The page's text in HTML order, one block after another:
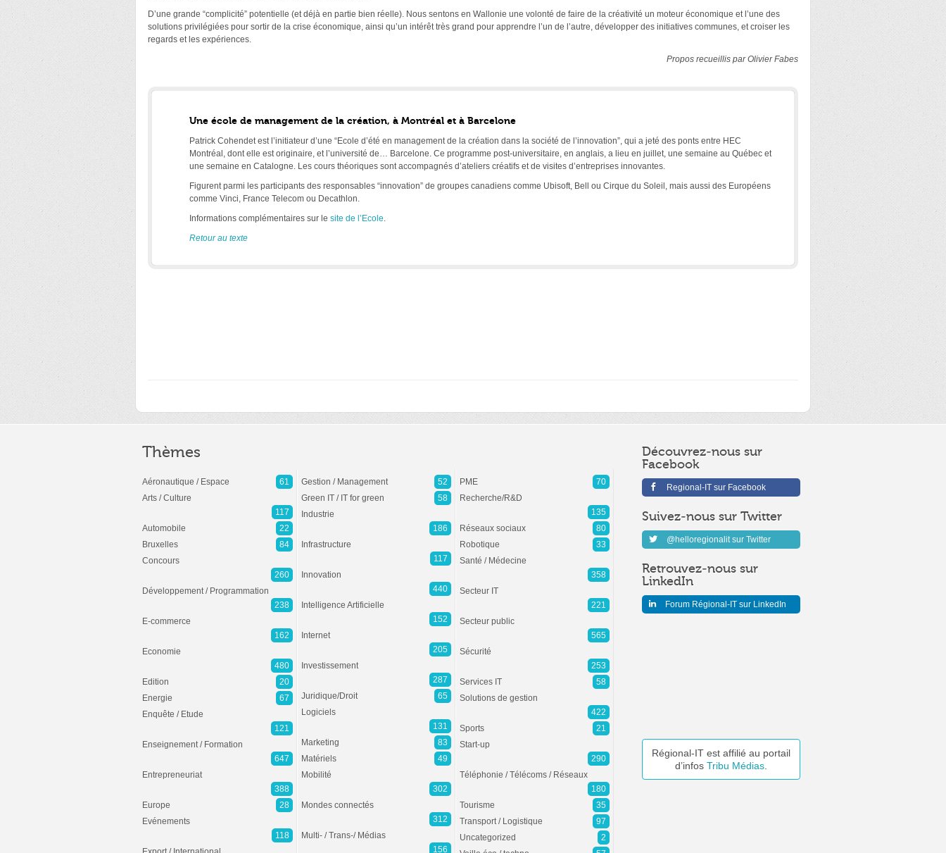
D’une grande “complicité” potentielle (et déjà en partie bien réelle). Nous sentons en Wallonie une volonté de faire de la créativité un moteur économique et l’une des
solutions privilégiées pour sortir de la crise économique, ainsi qu’un intérêt très grand pour apprendre l’un de l’autre, développer des initiatives communes, et croiser les
regards et les expériences.
Propos recueillis par Olivier Fabes
Une école de management de la création, à Montréal et à Barcelone
Patrick Cohendet est l’initiateur d’une “Ecole d’été en management de la création dans la société de l’innovation”, qui a jeté des ponts entre HEC
Montréal, dont elle est originaire, et l’université de… Barcelone. Ce programme post-universitaire, en anglais, a lieu en juillet, une semaine au Québec et
une semaine en Catalogne. Les cours théoriques sont accompagnés d’ateliers créatifs et de visites d’entreprises innovantes.
Figurent parmi les participants des responsables “innovation” de groupes canadiens comme Ubisoft, Bell ou Cirque du Soleil, mais aussi des Européens
comme Vinci, France Telecom ou Decathlon.
Informations complémentaires sur le site de l’Ecole.
Retour au texte
Découvrez-nous sur
Facebook
Regional-IT sur Facebook
Suivez-nous sur Twitter
@helloregionalit sur Twitter
Retrouvez-nous sur
LinkedIn
Forum Régional-IT sur LinkedIn
Régional-IT est affilié au portail
d’infos Tribu Médias
Thèmes
Aéronautique / Espace
61
Arts / Culture
117
Automobile
22
Bruxelles
84
Concours
260
Développement / Programmation
238
E-commerce
162
Economie
480
Edition
20
Energie
67
Enquête / Etude
121
Enseignement / Formation
647
Entrepreneuriat
388
Europe
28
Evénements
118
Gestion / Management
52
Green IT / IT for green
58
Industrie
186
Infrastructure
117
Innovation
440
Intelligence Artificielle
152
Internet
205
Investissement
287
Juridique/Droit
65
Logiciels
131
Marketing
83
Matériels
49
Mobilité
302
Mondes connectés
312
Multi- / Trans-/ Médias
156
PME
70
Recherche/R&D
135
Réseaux sociaux
80
Robotique
33
Santé / Médecine
358
Secteur IT
221
Secteur public
565
Sécurité
253
Services IT
58
Solutions de gestion
422
Sports
21
Start-up
290
Téléphonie / Télécoms / Réseaux
180
Tourisme
35
Transport / Logistique
97
Uncategorized
2